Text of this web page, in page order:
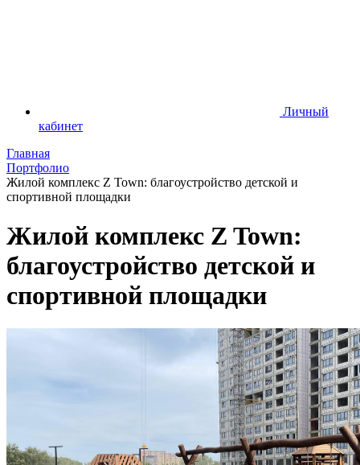
Личный
кабинет
Главная
Портфолио
Жилой комплекс Z Town: благоустройство детской и
спортивной площадки
Жилой комплекс Z Town:
благоустройство детской и
спортивной площадки